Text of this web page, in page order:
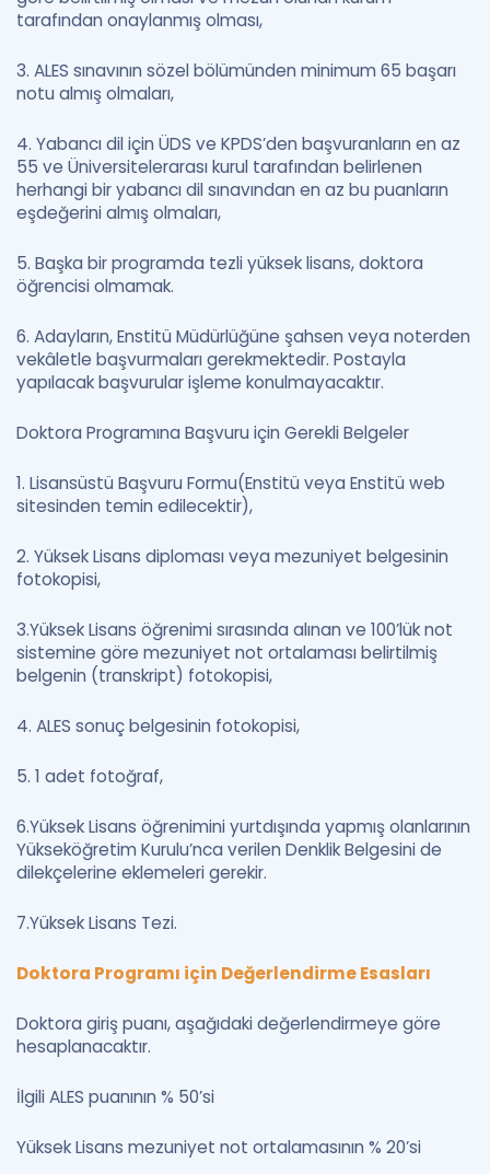
tarafından onaylanmış olması,
3. ALES sınavının sözel bölümünden minimum 65 başarı
notu almış olmaları,
4. Yabancı dil için ÜDS ve KPDS’den başvuranların en az
55 ve Üniversitelerarası kurul tarafından belirlenen
herhangi bir yabancı dil sınavından en az bu puanların
eşdeğerini almış olmaları,
5. Başka bir programda tezli yüksek lisans, doktora
öğrencisi olmamak.
6. Adayların, Enstitü Müdürlüğüne şahsen veya noterden
vekâletle başvurmaları gerekmektedir. Postayla
yapılacak başvurular işleme konulmayacaktır.
Doktora Programına Başvuru için Gerekli Belgeler
1. Lisansüstü Başvuru Formu(Enstitü veya Enstitü web
sitesinden temin edilecektir),
2. Yüksek Lisans diploması veya mezuniyet belgesinin
fotokopisi,
3.Yüksek Lisans öğrenimi sırasında alınan ve 100’lük not
sistemine göre mezuniyet not ortalaması belirtilmiş
belgenin (transkript) fotokopisi,
4. ALES sonuç belgesinin fotokopisi,
5. 1 adet fotoğraf,
6.Yüksek Lisans öğrenimini yurtdışında yapmış olanlarının
Yükseköğretim Kurulu’nca verilen Denklik Belgesini de
dilekçelerine eklemeleri gerekir.
7.Yüksek Lisans Tezi.
Doktora Programı için Değerlendirme Esasları
Doktora giriş puanı, aşağıdaki değerlendirmeye göre
hesaplanacaktır.
İlgili ALES puanının % 50’si
Yüksek Lisans mezuniyet not ortalamasının % 20’si